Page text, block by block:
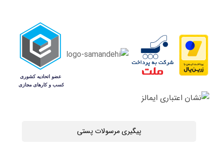
پیگیری مرسولات پستی